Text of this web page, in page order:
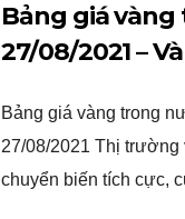
Bảng giá
27/08/2021 –
Bảng giá vàng trong
27/08/2021 Thị
chuyển biến tích cực,